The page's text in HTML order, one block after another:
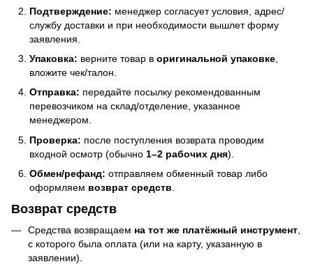
Подтверждение: менеджер согласует условия, адрес/
службу доставки и при необходимости вышлет форму
заявления.
Упаковка: верните товар в оригинальной упаковке
вложите чек/талон.
Отправка: передайте посылку рекомендованным
перевозчиком на склад/отделение, указанное
менеджером.
Проверка: после поступления возврата проводим
входной осмотр (обычно 1–2 рабочих дня).
Обмен/рефанд: отправляем обменный товар либо
оформляем возврат средств
Возврат средств
Средства возвращаем на тот же платёжный инструмент
с которого была оплата (или на карту, указанную в
заявлении).